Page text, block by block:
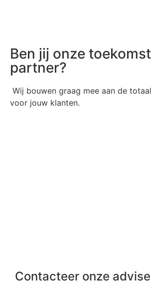
Ben jij onze
partner?
Wij bouwen graag mee aan de
voor jouw klanten.
Contacteer onze